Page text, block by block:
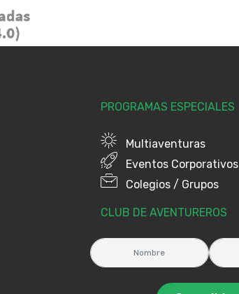
PROGRAMAS ESPECIALES
Multiaventuras
Eventos Corporativos
Colegios / Grupos
CLUB DE AVENTUREROS